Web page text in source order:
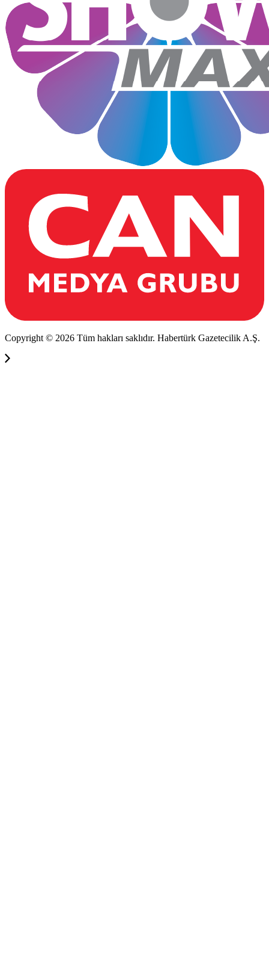
Copyright © 2026 Tüm hakları saklıdır. Habertürk Gazetecilik A.Ş.